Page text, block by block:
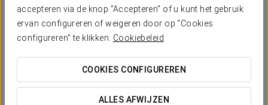
accepteren via de knop "Accepteren" of u kunt het gebruik
ervan configureren of weigeren door op "Cookies
configureren" te klikken. Cookiebeleid
COOKIES CONFIGUREREN
ALLES AFWIJZEN